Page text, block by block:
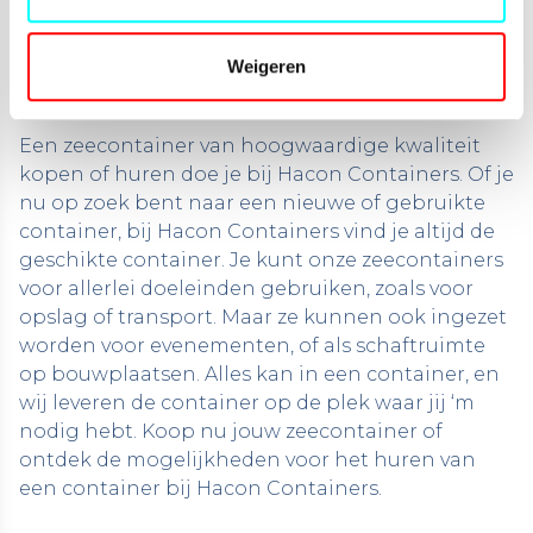
Weigeren
KOPEN OF HUREN?
HACON CONTAINERS!
Een zeecontainer van hoogwaardige kwaliteit
kopen of huren doe je bij Hacon Containers. Of je
nu op zoek bent naar een nieuwe of gebruikte
container, bij Hacon Containers vind je altijd de
geschikte container. Je kunt onze zeecontainers
voor allerlei doeleinden gebruiken, zoals voor
opslag of transport. Maar ze kunnen ook ingezet
worden voor evenementen, of als schaftruimte
op bouwplaatsen. Alles kan in een container, en
wij leveren de container op de plek waar jij ‘m
nodig hebt. Koop nu jouw zeecontainer of
ontdek de mogelijkheden voor het huren van
een container bij Hacon Containers.